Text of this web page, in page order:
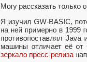
Могу рассказать только
Я изучил GW-BASIC,
на ней примерно в 1999
противопоставлял
машины отличает её от
зеркало пресс-релиза